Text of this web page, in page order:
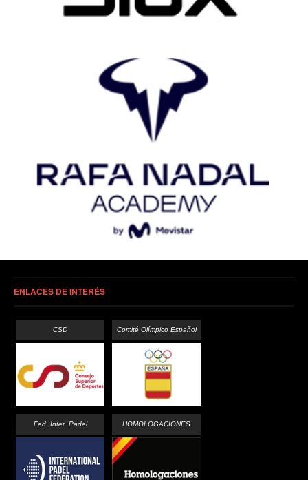
ENLACES DE INTERÉS
CSD Comité Olímpico Español
Fed. Inter. Pádel HOMOLOGACIONES